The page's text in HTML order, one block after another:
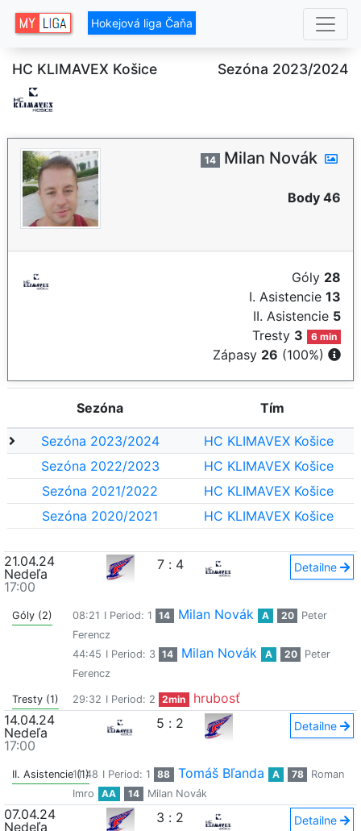
Hokejová liga Čaňa
HC KLIMAVEX Košice Sezóna 2023/2024
14 Milan Novák
Body 46
Góly 28
I. Asistencie 13
II. Asistencie 5
Tresty 3 6 min
Zápasy 26 (100%)
Sezóna Tím
Sezóna 2023/2024
HC KLIMAVEX Košice
Sezóna 2022/2023
HC KLIMAVEX Košice
Sezóna 2021/2022
HC KLIMAVEX Košice
Sezóna 2020/2021
HC KLIMAVEX Košice
21.04.24
Nedeľa
17:00
7 : 4 Detailne
Góly (2) 08:21 I Period: 1 14 Milan Novák A 20
Peter
Ferencz
44:45 I Period: 3 14 Milan Novák A 20
Peter
Ferencz
Tresty (1) 29:32 I Period: 2 2min
hrubosť
14.04.24
Nedeľa
17:00
5 : 2 Detailne
II. Asistencie (1)
11:48 I Period: 1 88 Tomáš Bľanda A 78
Roman
Imro
AA 14 Milan Novák
07.04.24
Nedeľa
3 : 2 Detailne